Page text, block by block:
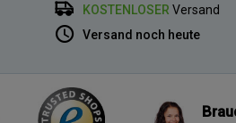
KOSTENLOSER Versand
Versand noch heute